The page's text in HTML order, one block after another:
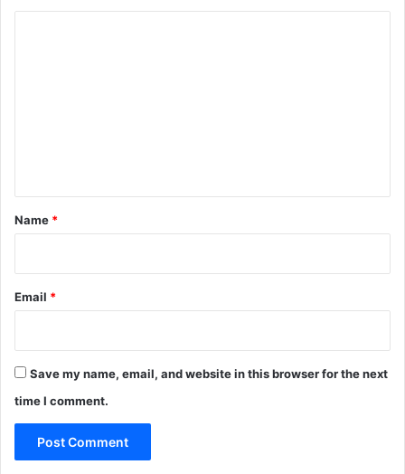
*
Name *
Email *
Save my name, email, and website in this browser for the next
time I comment.